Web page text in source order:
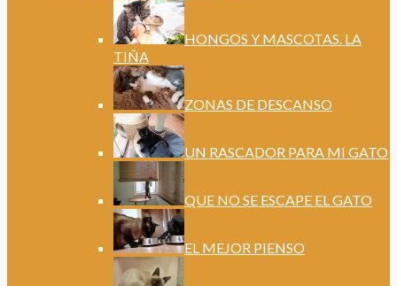
HONGOS Y MASCOTAS. LA
TIÑA
ZONAS DE DESCANSO
UN RASCADOR PARA MI GATO
QUE NO SE ESCAPE EL GATO
EL MEJOR PIENSO